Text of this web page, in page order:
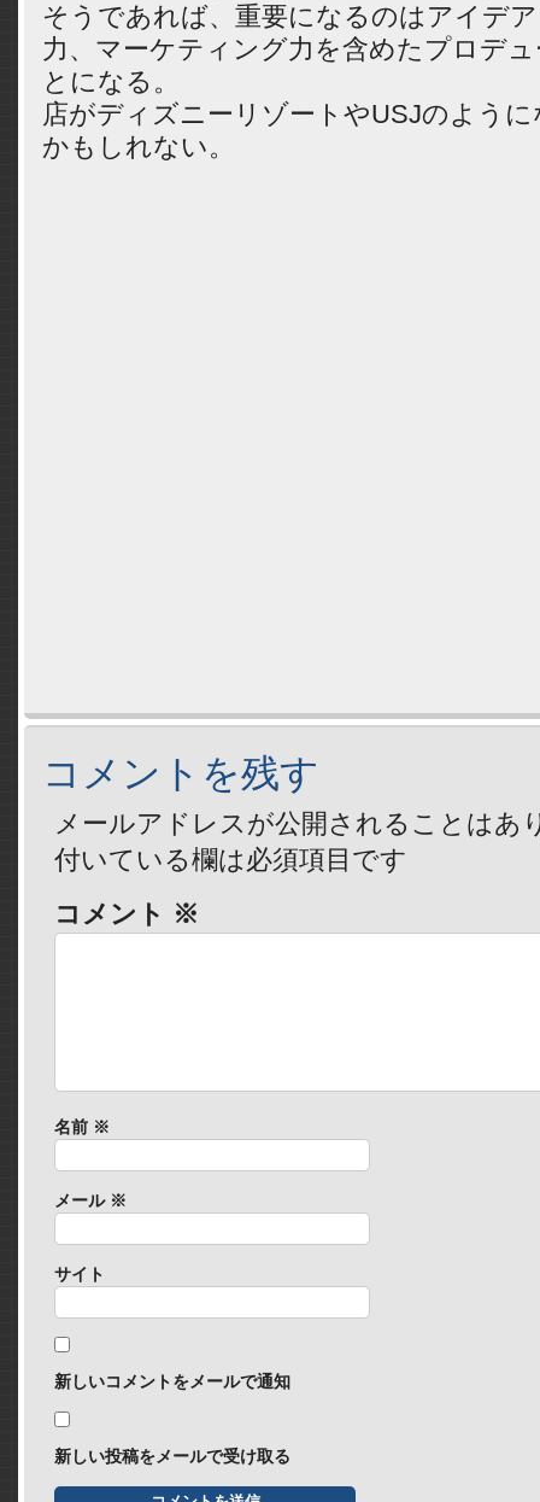
そうであれば、重要になるのはアイデ
力、マーケティング力を含めたプロデ
とになる。
店がディズニーリゾートやUSJのよう
かもしれない。
コメントを残す
メールアドレスが公開されることはあ
付いている欄は必須項目です
コメント ※
名前 ※
メール ※
サイト
新しいコメントをメールで通知
新しい投稿をメールで受け取る